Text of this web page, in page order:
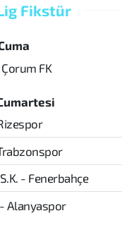
Fikstür
FK
- Fenerbahçe
Alanyaspor